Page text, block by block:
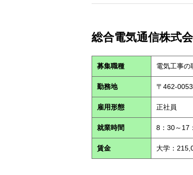
総合電気通信株式
募集職種 電気工事の
勤務地 〒462-
雇用形態 正社員
就業時間 8：30～17
賃金 大学：